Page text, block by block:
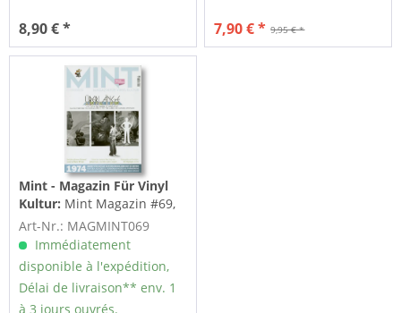
8,90 € * 9,95 € *
7,90 € *
Mint - Magazin Für Vinyl
Kultur: Mint Magazin #69,
07/24
Art-Nr.: MAGMINT069
Immédiatement
disponible à l'expédition,
Délai de livraison** env. 1
à 3 jours ouvrés.